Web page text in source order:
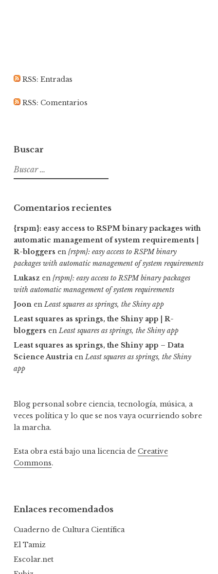
puratura
en
puratura
en
almudenamcastro
en
RSS: Entradas
RSS: Comentarios
Buscar
Buscar:
Comentarios recientes
{rspm}: easy access to RSPM binary packages with
automatic management of system requirements |
R-bloggers en {rspm}: easy access to RSPM binary
packages with automatic management of system requirements
Lukasz en {rspm}: easy access to RSPM binary packages
with automatic management of system requirements
Joon enLeast squares as springs, the Shiny app
Least squares as springs, the Shiny app | R-
bloggers enLeast squares as springs, the Shiny app
Least squares as springs, the Shiny app – Data
Science Austria enLeast squares as springs, the Shiny
app
Blog personal sobre ciencia, tecnología, música, a
veces política y lo que se nos vaya ocurriendo sobre
la marcha.
Esta obra está bajo una licencia de Creative
Commons.
Enlaces recomendados
Cuaderno de Cultura Científica
El Tamiz
Escolar.net